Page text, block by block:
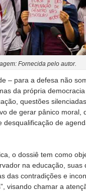
Fornecida pelo autor.
– para a defesa não
da própria
questões
de gerar pânico moral,
de
o dossiê tem como
na educação, suas
das contradições e
visando chamar a